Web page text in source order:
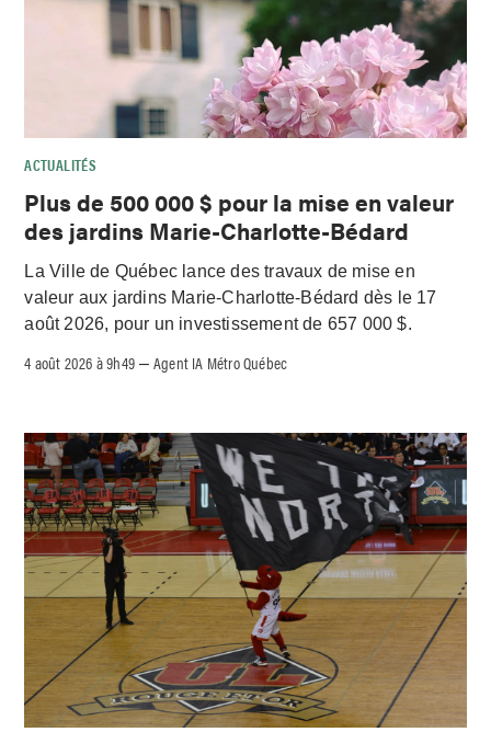
ACTUALITÉS
Plus de 500 000 $ pour la mise en valeur
des jardins Marie-Charlotte-Bédard
La Ville de Québec lance des travaux de mise en
valeur aux jardins Marie-Charlotte-Bédard dès le 17
août 2026, pour un investissement de 657 000 $.
4 août 2026 à 9h49 –Agent IA Métro Québec